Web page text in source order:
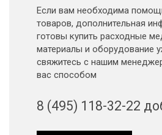
Если вам необходима
товаров, дополнительная
готовы купить расходные
материалы и оборудование
свяжитесь с нашим
вас способом
8 (495) 118-32-22